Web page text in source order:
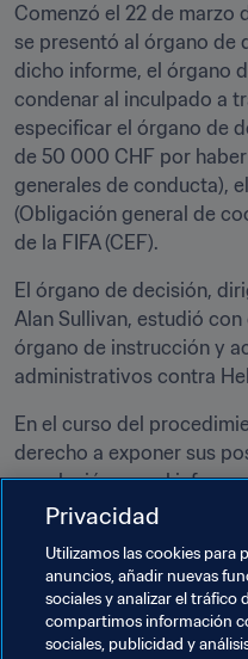
Comenzó el 22 de marzo
se presentó al órgano de
dicho informe, el órgano
condenar al inculpado a
especificar el órgano de
de 50 000 CHF por
generales de conducta),
(Obligación general de
de la FIFA (CEF).
El órgano de decisión,
Alan Sullivan, estudió
órgano de instrucción y
administrativos contra
En el curso del
derecho a exponer sus
en relación con el
(v. art. 70, apdo. 2 del
Por motivos de
hasta que se demuestre
decisión no publicará de
Privacidad
Utilizamos las cookies para
anuncios, añadir nuevas
sociales y analizar el tráfico
compartimos información
sociales, publicidad y